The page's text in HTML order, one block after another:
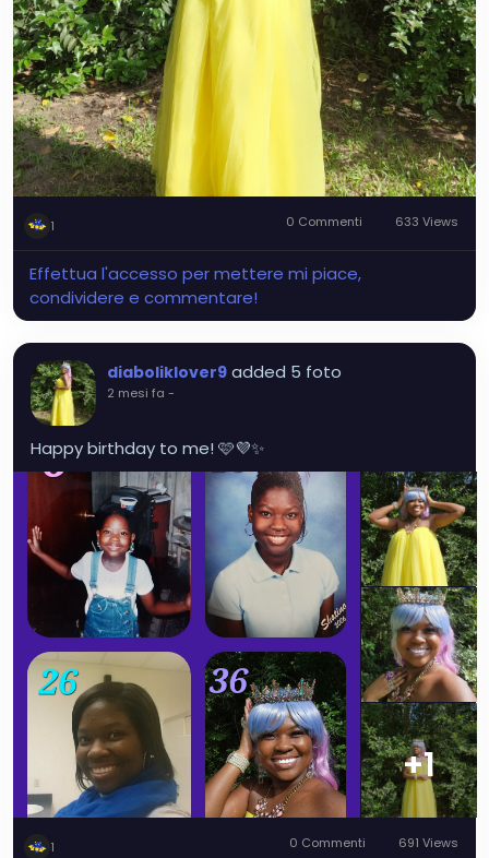
1 0 Commenti 633 Views
Effettua l'accesso per mettere mi piace,
condividere e commentare!
diaboliklover9 added 5 foto
2 mesi fa -
Happy birthday to me! 🩷💜✨️
+1
1 0 Commenti 691 Views